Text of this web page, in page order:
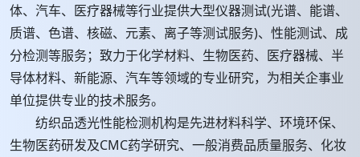
体、汽车、医疗器械等行业提供大型仪器测试(光谱、能谱、
质谱、色谱、核磁、元素、离子等测试服务)、性能测试、成
分检测等服务；致力于化学材料、生物医药、医疗器械、半
导体材料、新能源、汽车等领域的专业研究，为相关企事业
单位提供专业的技术服务。
纺织品透光性能检测机构是先进材料科学、环境环保、
生物医药研发及CMC药学研究、一般消费品质量服务、化妆